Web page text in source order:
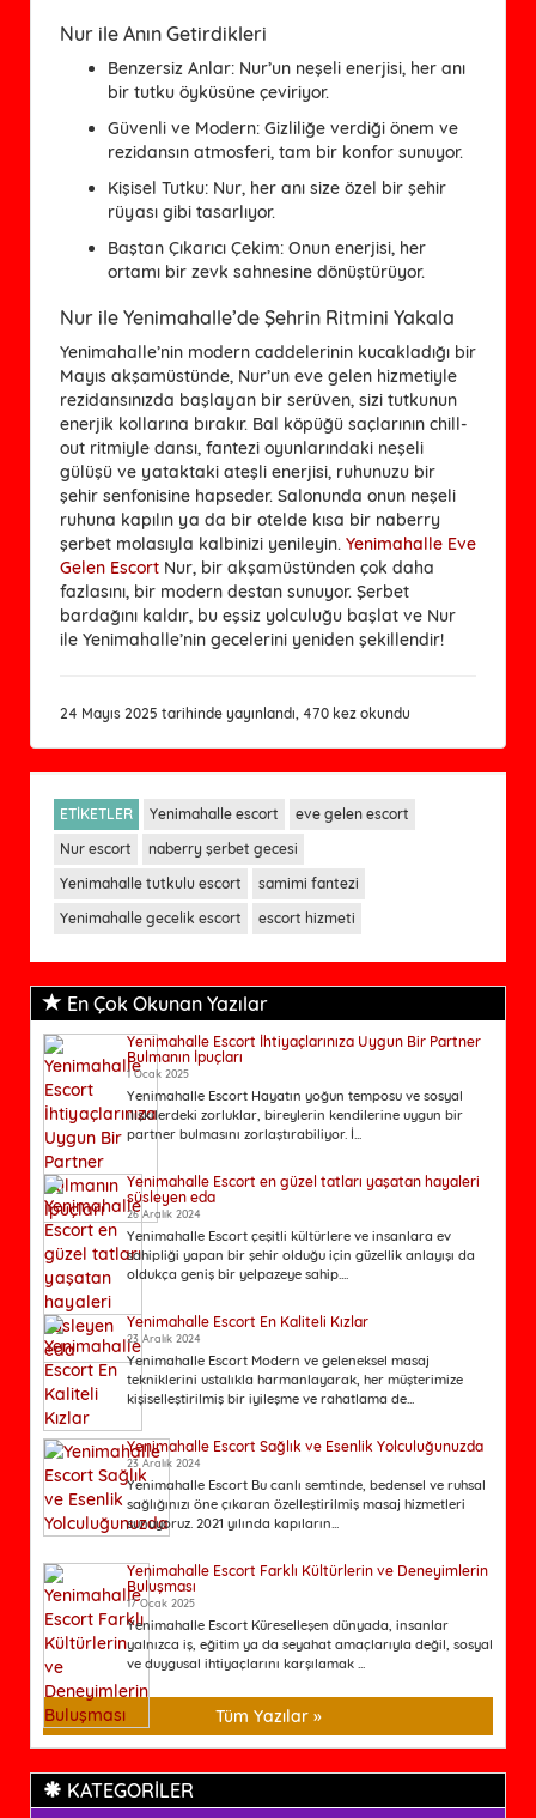
Nur ile Anın Getirdikleri
Benzersiz Anlar: Nur’un neşeli enerjisi, her anı
bir tutku öyküsüne çeviriyor.
Güvenli ve Modern: Gizliliğe verdiği önem ve
rezidansın atmosferi, tam bir konfor sunuyor.
Kişisel Tutku: Nur, her anı size özel bir şehir
rüyası gibi tasarlıyor.
Baştan Çıkarıcı Çekim: Onun enerjisi, her
ortamı bir zevk sahnesine dönüştürüyor.
Nur ile Yenimahalle’de Şehrin Ritmini Yakala
Yenimahalle’nin modern caddelerinin kucakladığı bir
Mayıs akşamüstünde, Nur’un eve gelen hizmetiyle
rezidansınızda başlayan bir serüven, sizi tutkunun
enerjik kollarına bırakır. Bal köpüğü saçlarının chill-
out ritmiyle dansı, fantezi oyunlarındaki neşeli
gülüşü ve yataktaki ateşli enerjisi, ruhunuzu bir
şehir senfonisine hapseder. Salonunda onun neşeli
ruhuna kapılın ya da bir otelde kısa bir naberry
şerbet molasıyla kalbinizi yenileyin. Yenimahalle Eve
Gelen Escort Nur, bir akşamüstünden çok daha
fazlasını, bir modern destan sunuyor. Şerbet
bardağını kaldır, bu eşsiz yolculuğu başlat ve Nur
ile Yenimahalle’nin gecelerini yeniden şekillendir!
24 Mayıs 2025 tarihinde yayınlandı, 470 kez okundu
ETİKETLER Yenimahalle escort
eve gelen escort
Nur escort
naberry şerbet gecesi
Yenimahalle tutkulu escort
samimi fantezi
Yenimahalle gecelik escort
escort hizmeti
En Çok Okunan Yazılar
Yenimahalle Escort İhtiyaçlarınıza Uygun Bir Partner
Bulmanın İpuçları
1 Ocak 2025
Yenimahalle Escort Hayatın yoğun temposu ve sosyal
ilişkilerdeki zorluklar, bireylerin kendilerine uygun bir
partner bulmasını zorlaştırabiliyor. İ...
Yenimahalle Escort en güzel tatları yaşatan hayaleri
süsleyen eda
26 Aralık 2024
Yenimahalle Escort çeşitli kültürlere ve insanlara ev
sahipliği yapan bir şehir olduğu için güzellik anlayışı da
oldukça geniş bir yelpazeye sahip....
Yenimahalle Escort En Kaliteli Kızlar
23 Aralık 2024
Yenimahalle Escort Modern ve geleneksel masaj
tekniklerini ustalıkla harmanlayarak, her müşterimize
kişiselleştirilmiş bir iyileşme ve rahatlama de...
Yenimahalle Escort Sağlık ve Esenlik Yolculuğunuzda
23 Aralık 2024
Yenimahalle Escort Bu canlı semtinde, bedensel ve ruhsal
sağlığınızı öne çıkaran özelleştirilmiş masaj hizmetleri
sunuyoruz. 2021 yılında kapıların...
Yenimahalle Escort Farklı Kültürlerin ve Deneyimlerin
Buluşması
17 Ocak 2025
Yenimahalle Escort Küreselleşen dünyada, insanlar
yalnızca iş, eğitim ya da seyahat amaçlarıyla değil, sosyal
ve duygusal ihtiyaçlarını karşılamak ...
Tüm Yazılar »
KATEGORİLER